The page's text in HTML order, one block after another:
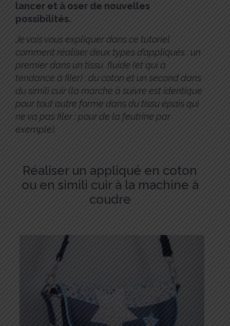
lancer et à oser de nouvelles
possibilités.
Je vais vous expliquer dans ce tutoriel
comment réaliser deux types d’appliqués : un
premier dans un tissu fluide (et qui à
tendance à filer) : du coton et un second dans
du simili cuir (la marche à suivre est identique
pour tout autre forme dans du tissu épais qui
ne va pas filer : pour de la feutrine par
exemple).
Réaliser un appliqué en coton
ou en simili cuir à la machine à
coudre